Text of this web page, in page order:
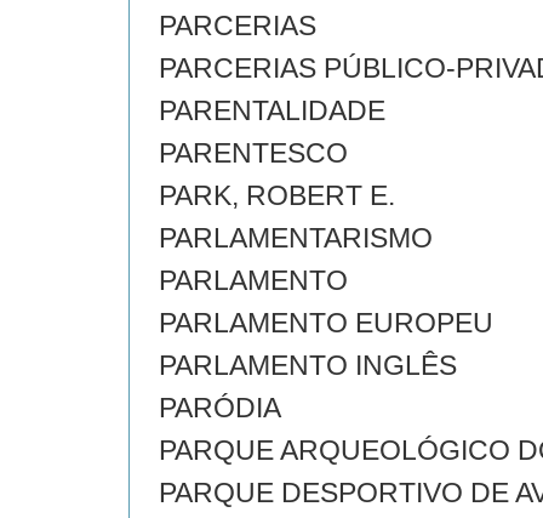
PARCERIAS
PARCERIAS PÚBLICO-
PARENTALIDADE
PARENTESCO
PARK, ROBERT E.
PARLAMENTARISMO
PARLAMENTO
PARLAMENTO EUROPEU
PARLAMENTO INGLÊS
PARÓDIA
PARQUE ARQUEOLÓGICO
PARQUE DESPORTIVO DE